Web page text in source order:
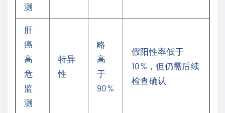
测
肝
癌
高
危
监
测
特异
性
略
高
于
90%
假阳性率低于
10%，但仍需后续
检查确认